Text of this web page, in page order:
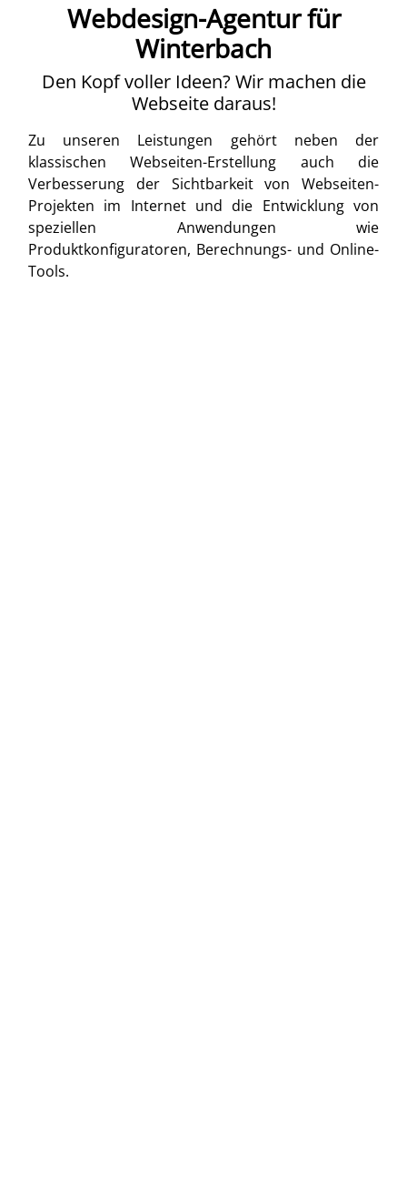
Webdesign-Agentur für
Winterbach
Den Kopf voller Ideen? Wir machen die
Webseite daraus!
Zu unseren Leistungen gehört neben der
klassischen Webseiten-Erstellung auch die
Verbesserung der Sichtbarkeit von Webseiten-
Projekten im Internet und die Entwicklung von
speziellen Anwendungen wie
Produktkonfiguratoren, Berechnungs- und Online-
Tools.